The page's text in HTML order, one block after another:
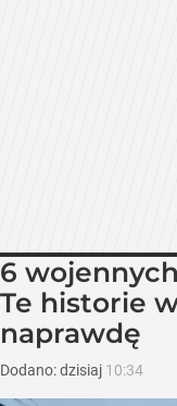
6
Te historie
naprawdę
Dodano:dzisiaj 10:34